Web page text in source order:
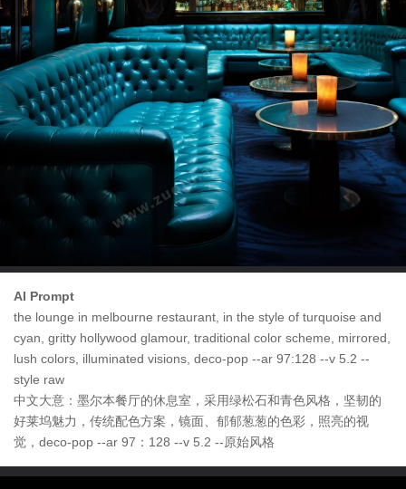
AI Prompt
the lounge in melbourne restaurant, in the style of turquoise and
cyan, gritty hollywood glamour, traditional color scheme, mirrored,
lush colors, illuminated visions, deco-pop --ar 97:128 --v 5.2 --
style raw
中文大意：墨尔本餐厅的休息室，采用绿松石和青色风格，坚韧的
好莱坞魅力，传统配色方案，镜面、郁郁葱葱的色彩，照亮的视
觉，deco-pop --ar 97：128 --v 5.2 --原始风格